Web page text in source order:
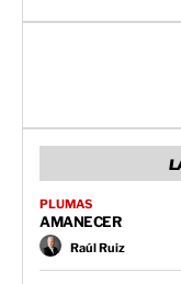
PLUMAS
AMANECER
Raúl Ruiz